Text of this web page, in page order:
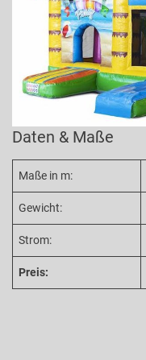
Daten & Maße
Maße in m:
Gewicht:
Strom:
Preis: